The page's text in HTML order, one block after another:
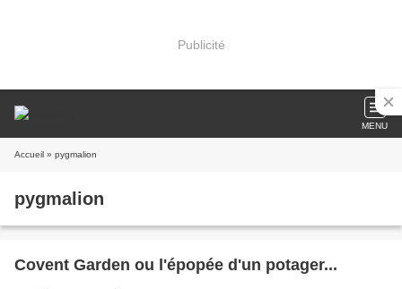
Publicité
MENU
Accueil » pygmalion
pygmalion
Covent Garden ou l'épopée d'un potager...